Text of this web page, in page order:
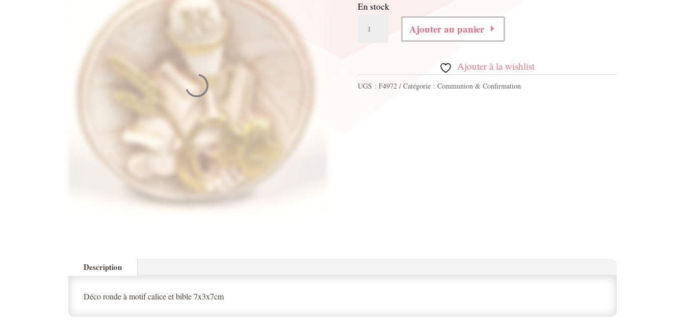
En stock
ronde
à
Ajouter au panier
Ajouter à la wishlist
UGS : F4972 Catégorie : Communion & Confirmation
Description
Déco ronde à motif calice et bible 7x3x7cm